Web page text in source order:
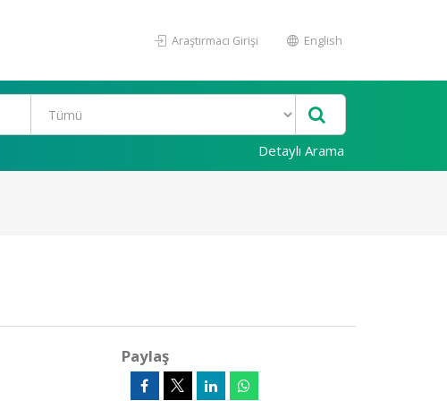
Araştırmacı Girişi English
Detaylı Arama
Paylaş